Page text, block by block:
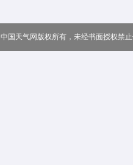
中国天气网版权所有，未经书面授权